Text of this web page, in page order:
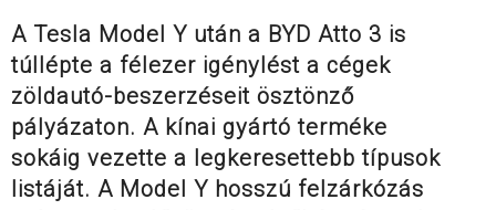
A Tesla Model Y után a BYD Atto 3 is
túllépte a félezer igénylést a cégek
zöldautó-beszerzéseit ösztönző
pályázaton. A kínai gyártó terméke
sokáig vezette a legkeresettebb típusok
listáját. A Model Y hosszú felzárkózás